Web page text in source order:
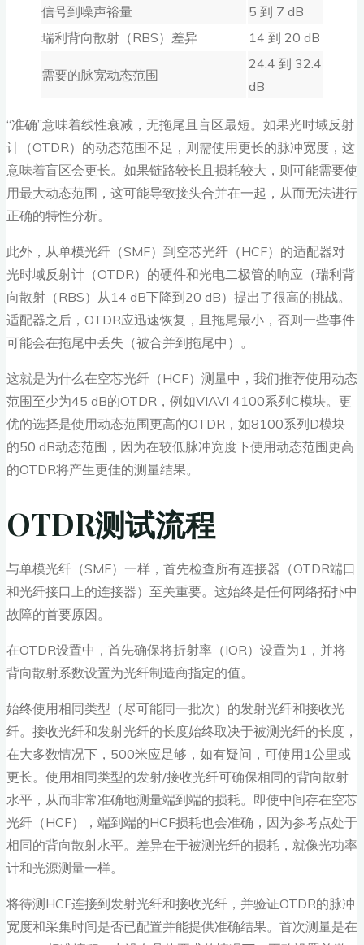
信号到噪声裕量
5 到 7 dB
瑞利背向散射（RBS）差异
14 到 20 dB
需要的脉宽动态范围
24.4 到 32.4
dB
“准确”意味着线性衰减，无拖尾且盲区最短。如果光时域反射
计（OTDR）的动态范围不足，则需使用更长的脉冲宽度，这
意味着盲区会更长。如果链路较长且损耗较大，则可能需要使
用最大动态范围，这可能导致接头合并在一起，从而无法进行
正确的特性分析。
此外，从单模光纤（SMF）到空芯光纤（HCF）的适配器对
光时域反射计（OTDR）的硬件和光电二极管的响应（瑞利背
向散射（RBS）从14 dB下降到20 dB）提出了很高的挑战。
适配器之后，OTDR应迅速恢复，且拖尾最小，否则一些事件
可能会在拖尾中丢失（被合并到拖尾中）。
这就是为什么在空芯光纤（HCF）测量中，我们推荐使用动态
范围至少为45 dB的OTDR，例如VIAVI 4100系列C模块。更
优的选择是使用动态范围更高的OTDR，如8100系列D模块
的50 dB动态范围，因为在较低脉冲宽度下使用动态范围更高
的OTDR将产生更佳的测量结果。
OTDR测试流程
与单模光纤（SMF）一样，首先检查所有连接器（OTDR端口
和光纤接口上的连接器）至关重要。这始终是任何网络拓扑中
故障的首要原因。
在OTDR设置中，首先确保将折射率（IOR）设置为1，并将
背向散射系数设置为光纤制造商指定的值。
始终使用相同类型（尽可能同一批次）的发射光纤和接收光
纤。接收光纤和发射光纤的长度始终取决于被测光纤的长度，
在大多数情况下，500米应足够，如有疑问，可使用1公里或
更长。使用相同类型的发射/接收光纤可确保相同的背向散射
水平，从而非常准确地测量端到端的损耗。即使中间存在空芯
光纤（HCF），端到端的HCF损耗也会准确，因为参考点处于
相同的背向散射水平。差异在于被测光纤的损耗，就像光功率
计和光源测量一样。
将待测HCF连接到发射光纤和接收光纤，并验证OTDR的脉冲
宽度和采集时间是否已配置并能提供准确结果。首次测量是在